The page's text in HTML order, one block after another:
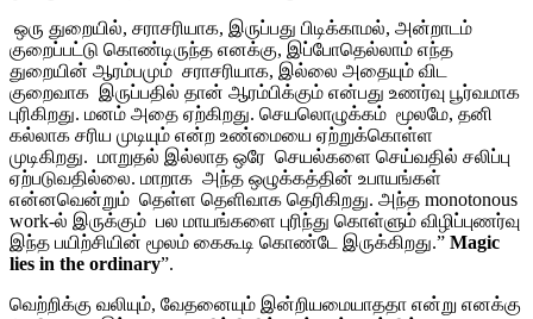
ஒரு துறையில், சராசரியாக, இருப்பது பிடிக்காமல், அன்றாடம்
குறைப்பட்டு கொண்டிருந்த எனக்கு, இப்போதெல்லாம் எந்த
துறையின் ஆரம்பமும் சராசரியாக, இல்லை அதையும் விட
குறைவாக இருப்பதில் தான் ஆரம்பிக்கும் என்பது உணர்வு பூர்வமாக
புரிகிறது. மனம் அதை ஏற்கிறது. செயலொழுக்கம் மூலமே, தனி
கல்லாக சரிய முடியும் என்ற உண்மையை ஏற்றுக்கொள்ள
முடிகிறது. மாறுதல் இல்லாத ஒரே செயல்களை செய்வதில் சலிப்பு
ஏற்படுவதில்லை. மாறாக அந்த ஒழுக்கத்தின் உபாயங்கள்
என்னவென்றும் தெள்ள தெளிவாக தெரிகிறது. அந்த monotonous
work-ல் இருக்கும் பல மாயங்களை புரிந்து கொள்ளும் விழிப்புணர்வு
இந்த பயிற்சியின் மூலம் கைகூடி கொண்டே இருக்கிறது.” Magic
lies in the ordinary”.
வெற்றிக்கு வலியும், வேதனையும் இன்றியமையாததா என்று எனக்கு